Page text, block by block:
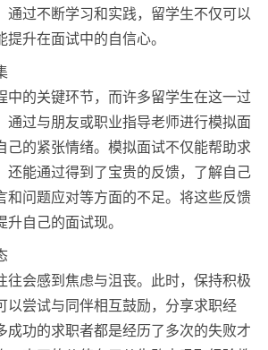
通过不断学习和实践，留学生不仅可以
提升在面试中的自信心。
中的关键环节，而许多留学生在这一过
通过与朋友或职业指导老师进行模拟面
己的紧张情绪。模拟面试不仅能帮助求
还能通过得到了宝贵的反馈，了解自己
和问题应对等方面的不足。将这些反馈
自己的面试现。
往会感到焦虑与沮丧。此时，保持积极
以尝试与同伴相互鼓励，分享求职经
成功的求职者都是经历了多次的失败才